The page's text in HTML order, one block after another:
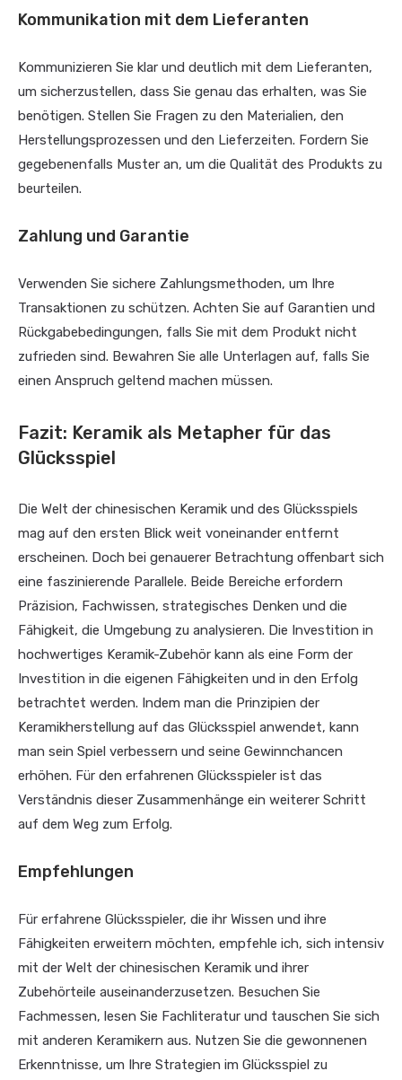
Kommunikation mit dem Lieferanten
Kommunizieren Sie klar und deutlich mit dem Lieferanten,
um sicherzustellen, dass Sie genau das erhalten, was Sie
benötigen. Stellen Sie Fragen zu den Materialien, den
Herstellungsprozessen und den Lieferzeiten. Fordern Sie
gegebenenfalls Muster an, um die Qualität des Produkts zu
beurteilen.
Zahlung und Garantie
Verwenden Sie sichere Zahlungsmethoden, um Ihre
Transaktionen zu schützen. Achten Sie auf Garantien und
Rückgabebedingungen, falls Sie mit dem Produkt nicht
zufrieden sind. Bewahren Sie alle Unterlagen auf, falls Sie
einen Anspruch geltend machen müssen.
Fazit: Keramik als Metapher für das
Glücksspiel
Die Welt der chinesischen Keramik und des Glücksspiels
mag auf den ersten Blick weit voneinander entfernt
erscheinen. Doch bei genauerer Betrachtung offenbart sich
eine faszinierende Parallele. Beide Bereiche erfordern
Präzision, Fachwissen, strategisches Denken und die
Fähigkeit, die Umgebung zu analysieren. Die Investition in
hochwertiges Keramik-Zubehör kann als eine Form der
Investition in die eigenen Fähigkeiten und in den Erfolg
betrachtet werden. Indem man die Prinzipien der
Keramikherstellung auf das Glücksspiel anwendet, kann
man sein Spiel verbessern und seine Gewinnchancen
erhöhen. Für den erfahrenen Glücksspieler ist das
Verständnis dieser Zusammenhänge ein weiterer Schritt
auf dem Weg zum Erfolg.
Empfehlungen
Für erfahrene Glücksspieler, die ihr Wissen und ihre
Fähigkeiten erweitern möchten, empfehle ich, sich intensiv
mit der Welt der chinesischen Keramik und ihrer
Zubehörteile auseinanderzusetzen. Besuchen Sie
Fachmessen, lesen Sie Fachliteratur und tauschen Sie sich
mit anderen Keramikern aus. Nutzen Sie die gewonnenen
Erkenntnisse, um Ihre Strategien im Glücksspiel zu